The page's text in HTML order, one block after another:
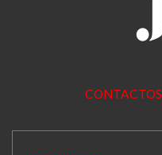
CONTACTOS